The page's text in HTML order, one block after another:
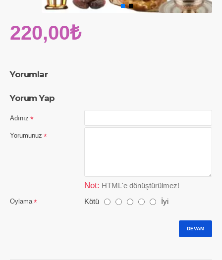
Yorumlar
Yorum Yap
Adınız
Yorumunuz
Not: HTML'e dönüştürülmez!
Oylama Kötü İyi
DEVAM
220,00₺